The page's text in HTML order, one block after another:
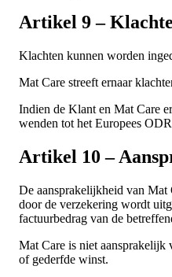
Artikel 9 –
Klachten kunnen worden
Mat Care streeft ernaar
Indien de Klant en Mat Care
wenden tot het Europees
Artikel 10 –
De aansprakelijkheid van Mat
door de verzekering wordt
factuurbedrag van de
Mat Care is niet aansprakelijk
of gederfde winst.